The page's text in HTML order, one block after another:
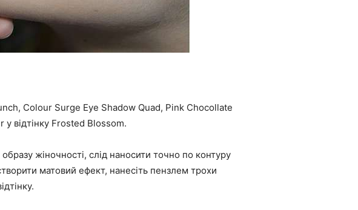
Colour Surge Eye Shadow Quad, Pink Chocollate
відтінку Frosted Blossom.
жіночності, слід наносити точно по контуру
матовий ефект, нанесіть пензлем трохи